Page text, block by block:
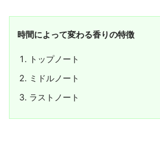
時間によって変わる香りの特徴
トップノート
ミドルノート
ラストノート